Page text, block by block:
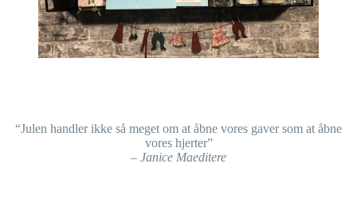
“Julen handler ikke så meget om at åbne vores gaver som at åbne
vores hjerter”
– Janice Maeditere